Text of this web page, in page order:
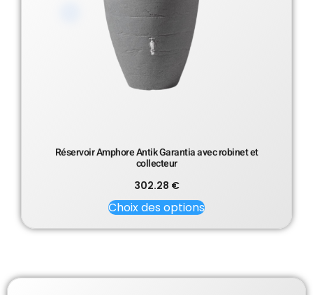
Réservoir Amphore Antik Garantia avec robinet et
collecteur
302.28 €
Choix des options